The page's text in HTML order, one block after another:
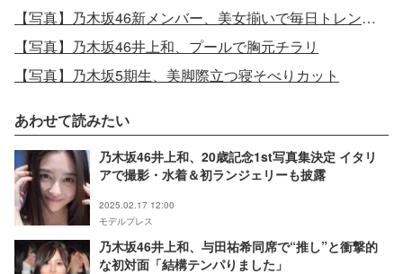
【写真】乃木坂46新メンバー、美女揃いで毎日トレンド入り 6期生春組5人の集合写真
【写真】乃木坂46井上和、プールで胸元チラリ
【写真】乃木坂5期生、美脚際立つ寝そべりカット
あわせて読みたい
乃木坂46井上和、20歳記念1st写真集決定 イタリ
アで撮影・水着＆初ランジェリーも披露
2025.02.17 12:00
モデルプレス
乃木坂46井上和、与田祐希同席で“推し”と衝撃的
な初対面「結構テンパりました」